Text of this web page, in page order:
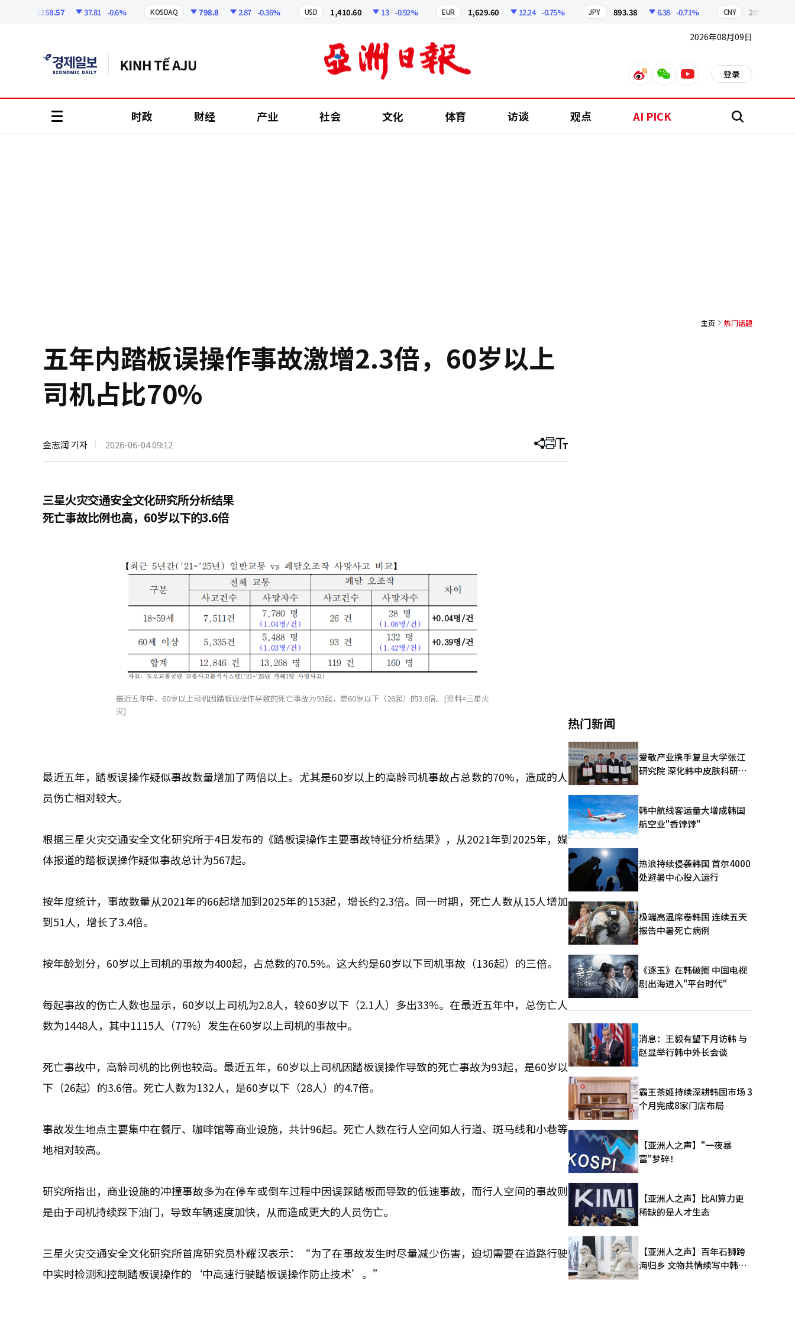
6258.57 37.81 -0.6% KOSDAQ 798.8 2.87 -0.36% USD 1,410.60 13 -0.92% EUR 1,629.60 12.24 -0.75% JPY 893.38 6.38 -0.71% CNY 209.17
2026年08月09日
weiboweixinyoutube 登录
时政 财经 产业 社会 文化 体育 访谈 观点 AI PICK 搜
主页 热门话题
五年内踏板误操作事故激增2.3倍，60岁以上
司机占比70%
金志润 기자 2026-06-04 09:12 分
文
打 调
大
三星火灾交通安全文化研究所分析结果
死亡事故比例也高，60岁以下的3.6倍
最近五年中，60岁以上司机因踏板误操作导致的死亡事故为93起，是60岁以下（26起）的3.6倍。[资料=三星火
灾]
最近五年，踏板误操作疑似事故数量增加了两倍以上。尤其是60岁以上的高龄司机事故占总数的70%，造成的人
员伤亡相对较大。
根据三星火灾交通安全文化研究所于4日发布的《踏板误操作主要事故特征分析结果》，从2021年到2025年，媒
体报道的踏板误操作疑似事故总计为567起。
按年度统计，事故数量从2021年的66起增加到2025年的153起，增长约2.3倍。同一时期，死亡人数从15人增加
到51人，增长了3.4倍。
按年龄划分，60岁以上司机的事故为400起，占总数的70.5%。这大约是60岁以下司机事故（136起）的三倍。
每起事故的伤亡人数也显示，60岁以上司机为2.8人，较60岁以下（2.1人）多出33%。在最近五年中，总伤亡人
数为1448人，其中1115人（77%）发生在60岁以上司机的事故中。
死亡事故中，高龄司机的比例也较高。最近五年，60岁以上司机因踏板误操作导致的死亡事故为93起，是60岁以
下（26起）的3.6倍。死亡人数为132人，是60岁以下（28人）的4.7倍。
事故发生地点主要集中在餐厅、咖啡馆等商业设施，共计96起。死亡人数在行人空间如人行道、斑马线和小巷等
地相对较高。
研究所指出，商业设施的冲撞事故多为在停车或倒车过程中因误踩踏板而导致的低速事故，而行人空间的事故则
是由于司机持续踩下油门，导致车辆速度加快，从而造成更大的人员伤亡。
三星火灾交通安全文化研究所首席研究员朴耀汉表示：“为了在事故发生时尽量减少伤害，迫切需要在道路行驶
中实时检测和控制踏板误操作的‘中高速行驶踏板误操作防止技术’。”
热门新闻
爱敬产业携手复旦大学张江
研究院 深化韩中皮肤科研合
韩中航线客运量大增成韩国
航空业"香饽饽"
热浪持续侵袭韩国 首尔4000
处避暑中心投入运行
极端高温席卷韩国 连续五天
报告中暑死亡病例
《逐玉》在韩破圈 中国电视
剧出海进入"平台时代"
消息：王毅有望下月访韩 与
赵显举行韩中外长会谈
霸王茶姬持续深耕韩国市场 3
个月完成8家门店布局
【亚洲人之声】"一夜暴
富"梦碎！
【亚洲人之声】比AI算力更
稀缺的是人才生态
【亚洲人之声】百年石狮跨
海归乡 文物共情续写中韩人